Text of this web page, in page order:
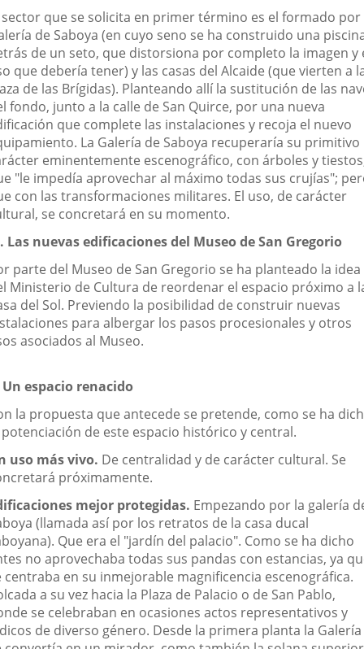
sector que se solicita en primer término es el formado por
de Saboya (en cuyo seno se ha construido una
de un seto, que distorsiona por completo la imagen y
que debería tener) y las casas del Alcaide (que vierten a
de las Brígidas). Planteando allí la sustitución de las
fondo, junto a la calle de San Quirce, por una nueva
que complete las instalaciones y recoja el nuevo
La Galería de Saboya recuperaría su primitivo
eminentemente escenográfico, con árboles y
"le impedía aprovechar al máximo todas sus crujías";
con las transformaciones militares. El uso, de carácter
se concretará en su momento.
Las nuevas edificaciones del Museo de San Gregorio
parte del Museo de San Gregorio se ha planteado la idea
Ministerio de Cultura de reordenar el espacio próximo a
del Sol. Previendo la posibilidad de construir nuevas
para albergar los pasos procesionales y otros
asociados al Museo.
Un espacio renacido
la propuesta que antecede se pretende, como se ha
de este espacio histórico y central.
uso más vivo. De centralidad y de carácter cultural. Se
próximamente.
mejor protegidas. Empezando por la galería
(llamada así por los retratos de la casa ducal
Que era el "jardín del palacio". Como se ha dicho
no aprovechaba todas sus pandas con estancias, ya
centraba en su inmejorable magnificencia escenográfica.
a su vez hacia la Plaza de Palacio o de San Pablo,
se celebraban en ocasiones actos representativos y
de diverso género. Desde la primera planta la Galería